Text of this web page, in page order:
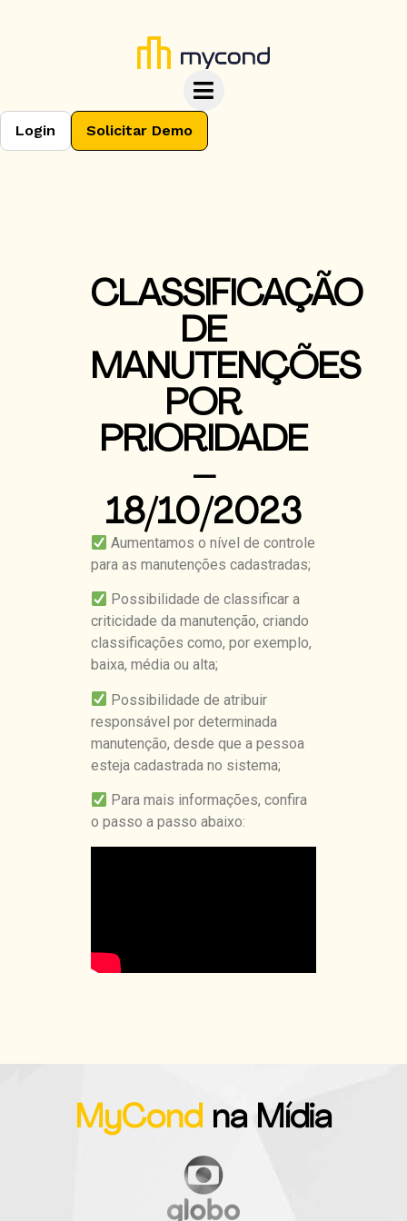
Login Solicitar Demo
CLASSIFICAÇÃO
DE
MANUTENÇÕES
POR
PRIORIDADE
–
18/10/2023
Aumentamos o nível de controle
para as manutenções cadastradas;
Possibilidade de classificar a
criticidade da manutenção, criando
classificações como, por exemplo,
baixa, média ou alta;
Possibilidade de atribuir
responsável por determinada
manutenção, desde que a pessoa
esteja cadastrada no sistema;
Para mais informações, confira
o passo a passo abaixo:
MyCond na Mídia